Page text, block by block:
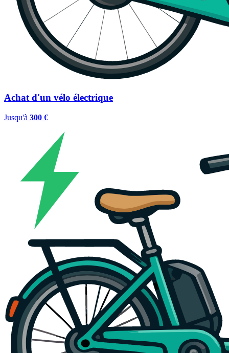
Achat d'un vélo électrique
Jusqu'à 300 €